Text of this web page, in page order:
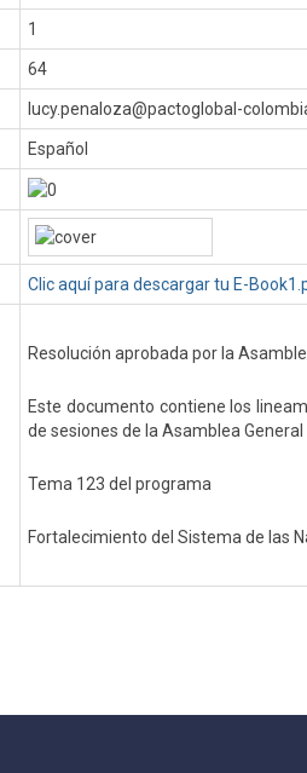
1
64
lucy.penaloza@pactoglobal-
Español
Clic aquí para descargar tu E-
Resolución aprobada por la
Este documento contiene los
de sesiones de la Asamblea
Tema 123 del programa
Fortalecimiento del Sistema de las